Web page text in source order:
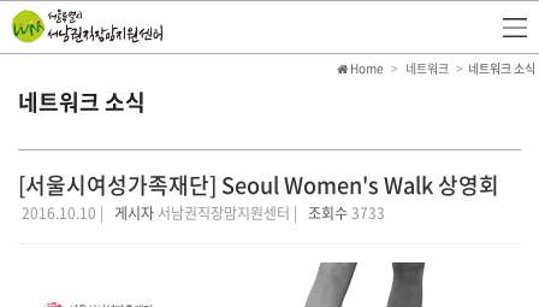
네트워크 소식
Home 네트워크 네트워크 소식
[서울시여성가족재단] Seoul Women's Walk 상영회
2016.10.10 | 게시자 서남권직장맘지원센터 | 조회수3733